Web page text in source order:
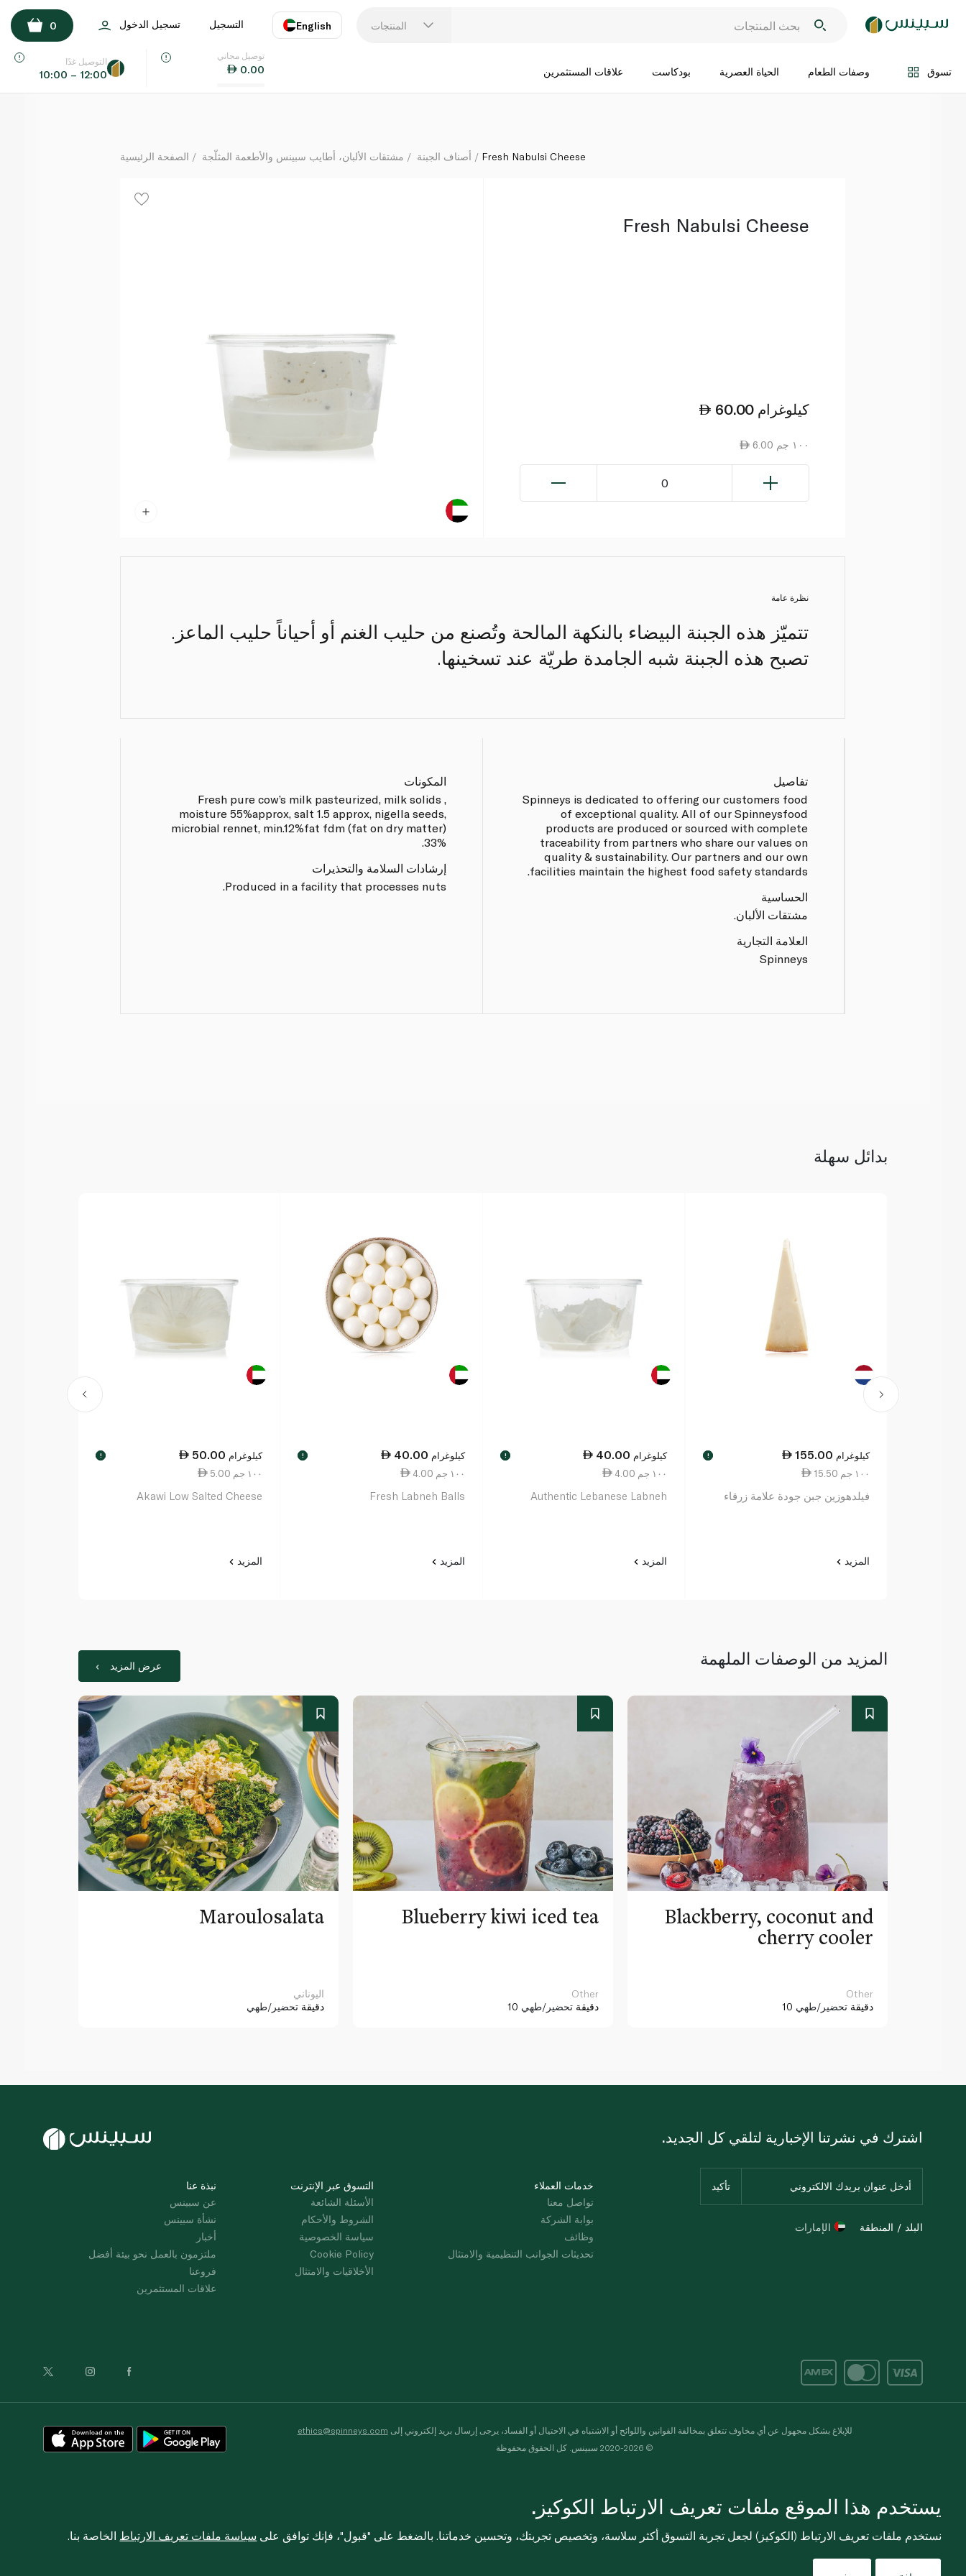
المنتجات English
اللغة
التسجيل تسجيل الدخول 0
تسوق وصفات الطعام الحياة العصرية بودكاست علاقات المستثمرين
توصيل مجاني
0.00
التوصيل غدًا
10:00 – 12:00
كيلوغرام
اضف الى السلة
الصفحة الرئيسية مشتقات الألبان، أطايب سبينس والأطعمة المثلّجة أصناف الجبنة Fresh Nabulsi Cheese
Fresh Nabulsi Cheese
60.00 كيلوغرام
6.00 ١٠٠ جم
0
نظرة عامة
تتميّز هذه الجبنة البيضاء بالنكهة المالحة وتُصنع من حليب الغنم أو أحياناً حليب الماعز.
تصبح هذه الجبنة شبه الجامدة طريّة عند تسخينها.
تفاصيل
Spinneys is dedicated to offering our customers food
of exceptional quality. All of our Spinneysfood
products are produced or sourced with complete
traceability from partners who share our values on
quality & sustainability. Our partners and our own
facilities maintain the highest food safety standards.
الحساسية
مشتقات الألبان.
العلامة التجارية
Spinneys
المكونات
Fresh pure cow’s milk pasteurized, milk solids ,
moisture 55%approx, salt 1.5 approx, nigella seeds,
microbial rennet, min.12%fat fdm (fat on dry matter)
33%.
إرشادات السلامة والتحذيرات
Produced in a facility that processes nuts.
بدائل سهلة
155.00 كيلوغرام !
15.50 ١٠٠ جم
فيلدهوزين جبن جودة علامة زرقاء
المزيد
40.00 كيلوغرام !
4.00 ١٠٠ جم
Authentic Lebanese Labneh
المزيد
40.00 كيلوغرام !
4.00 ١٠٠ جم
Fresh Labneh Balls
المزيد
50.00 كيلوغرام !
5.00 ١٠٠ جم
Akawi Low Salted Cheese
المزيد
المزيد من الوصفات الملهمة عرض المزيد
Maroulosalata
اليوناني
دقيقة تحضير/طهي
Blueberry kiwi iced tea
Other
10 دقيقة تحضير/طهي
Blackberry, coconut and
cherry cooler
Other
10 دقيقة تحضير/طهي
نبذة عنا
عن سبينس
نشأة سبينس
أخبار
ملتزمون بالعمل نحو بيئة أفضل
فروعنا
علاقات المستثمرين
التسوق عبر الإنترنت
الأسئلة الشائعة
الشروط والأحكام
سياسة الخصوصية
Cookie Policy
الأخلاقيات والامتثال
خدمات العملاء
تواصل معنا
بوابة الشركة
وظائف
تحديثات الجوانب التنظيمية والامتثال
اشترك في نشرتنا الإخبارية لتلقي كل الجديد.
البلد / المنطقة الإمارات
للإبلاغ بشكل مجهول عن أي مخاوف تتعلق بمخالفة القوانين واللوائح أو الاشتباه في الاحتيال أو الفساد، يرجى إرسال بريد إلكتروني إلى ethics@spinneys.com
© 2020-2026 سبينس. كل الحقوق محفوظة
يستخدم هذا الموقع ملفات تعريف الارتباط الكوكيز.
نستخدم ملفات تعريف الارتباط (الكوكيز) لجعل تجربة التسوق أكثر سلاسة، وتخصيص تجربتك، وتحسين خدماتنا. بالضغط على "قبول"، فإنك توافق على سياسة ملفات تعريف الارتباط الخاصة بنا.